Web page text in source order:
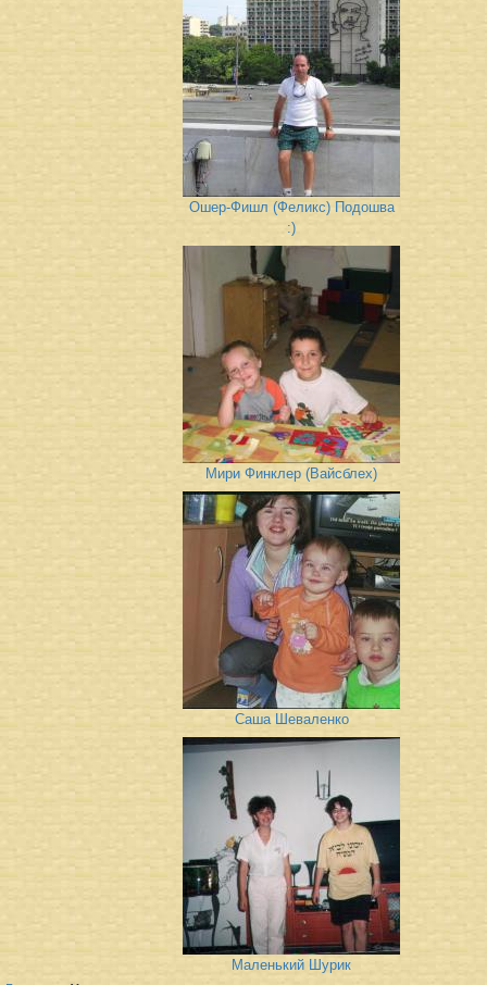
Ошер-Фишл (Феликс) Подошва
:)
Мири Финклер (Вайсблех)
Саша Шеваленко
Маленький Шурик